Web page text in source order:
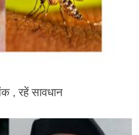
, रहें सावधान